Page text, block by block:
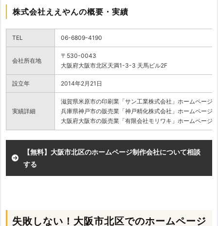
株式会社ええやんの概要・実績
TEL 06-6809-4190
会社所在地
〒530-0043
大阪府大阪市北区天満1-3-3 天馬ビル2F
設立年 2014年2月21日
実績詳細
滋賀県米原市の印刷業「サン工業株式会社」ホームページ
兵庫県神戸市の販売業「神戸精化株式会社」ホームページ
大阪府大阪市の販売業「有限会社モリワキ」ホームページ
【無料】大阪市北区のホームページ制作会社について相談
する
失敗しない！大阪市北区でのホームページ